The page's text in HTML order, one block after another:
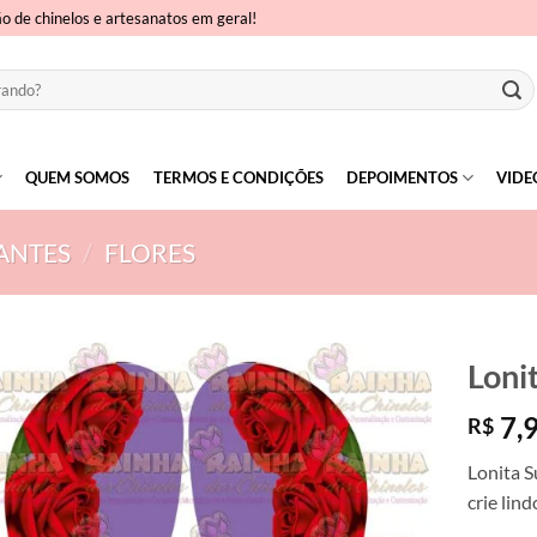
de chinelos e artesanatos em geral!
QUEM SOMOS TERMOS E CONDIÇÕES DEPOIMENTOS
/ FLORES
R$
Lonita
crie